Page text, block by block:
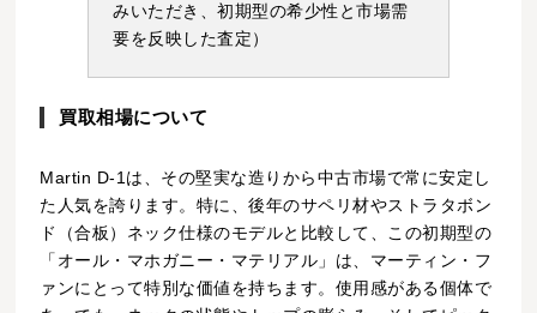
みいただき、初期型の希少性と市場需
要を反映した査定）
買取相場について
Martin D-1は、その堅実な造りから中古市場で常に安定し
た人気を誇ります。特に、後年のサペリ材やストラタボン
ド（合板）ネック仕様のモデルと比較して、この初期型の
「オール・マホガニー・マテリアル」は、マーティン・フ
ァンにとって特別な価値を持ちます。使用感がある個体で